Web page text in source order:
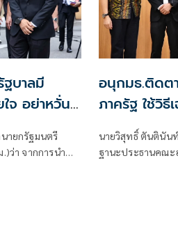
บาลมี
จ อย่าหวั่น
ายกรัฐมนตรี
ว่า จากการนำ
อนุกมธ.ติดต
ภาครัฐ ใช้วิธี
โครงการทั่ว
หมื่นล้านบาท
นายวิสุทธิ์ ตันตินัน
ฐานะประธานคณะ